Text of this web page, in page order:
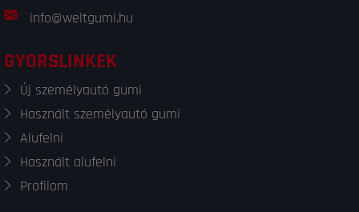
info@weltgumi.hu
GYORSLINKEK
Új személyautó gumi
Használt személyautó gumi
Alufelni
Használt alufelni
Profilom